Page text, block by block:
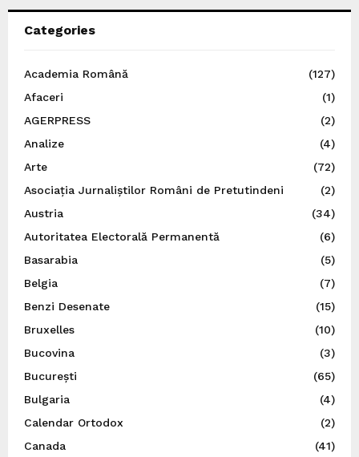
Categories
Academia Română
(127)
Afaceri
(1)
AGERPRESS
(2)
Analize
(4)
Arte
(72)
Asociația Jurnaliștilor Români de Pretutindeni
(2)
Austria
(34)
Autoritatea Electorală Permanentă
(6)
Basarabia
(5)
Belgia
(7)
Benzi Desenate
(15)
Bruxelles
(10)
Bucovina
(3)
București
(65)
Bulgaria
(4)
Calendar Ortodox
(2)
Canada
(41)